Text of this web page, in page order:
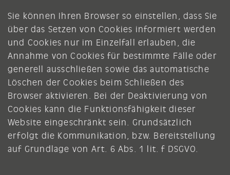
Sie können Ihren Browser so einstellen, dass Sie
über das Setzen von Cookies informiert werden
und Cookies nur im Einzelfall erlauben, die
Annahme von Cookies für bestimmte Fälle oder
generell ausschließen sowie das automatische
Löschen der Cookies beim Schließen des
Browser aktivieren. Bei der Deaktivierung von
Cookies kann die Funktionsfähigkeit dieser
Website eingeschränkt sein. Grundsätzlich
erfolgt die Kommunikation, bzw. Bereitstellung
auf Grundlage von Art. 6 Abs. 1 lit. f DSGVO.